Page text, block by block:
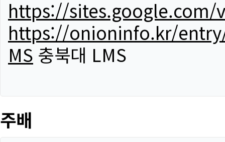
https://sites.google.com/
https://onioninfo.kr/entry/
MS 충북대 LMS
주배